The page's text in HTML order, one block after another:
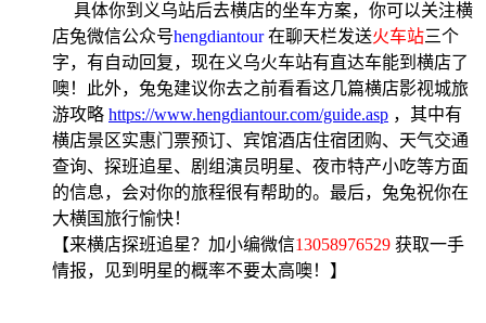
具体你到义乌站后去横店的坐车方案，你可以关注横
店兔微信公众号hengdiantour在聊天栏发送火车站三个
字，有自动回复，现在义乌火车站有直达车能到横店了
噢！此外，兔兔建议你去之前看看这几篇横店影视城旅
游攻略 https://www.hengdiantour.com/guide.asp ，其中有
横店景区实惠门票预订、宾馆酒店住宿团购、天气交通
查询、探班追星、剧组演员明星、夜市特产小吃等方面
的信息，会对你的旅程很有帮助的。最后，兔兔祝你在
大横国旅行愉快！
【来横店探班追星？加小编微信13058976529 获取一手
情报，见到明星的概率不要太高噢！】